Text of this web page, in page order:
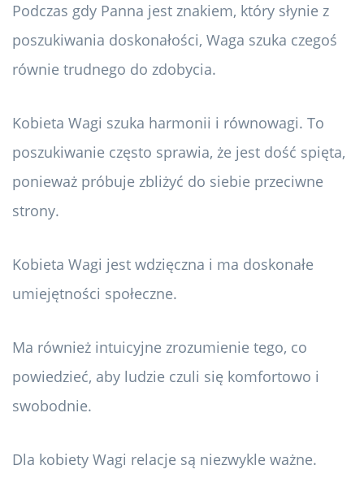
Podczas gdy Panna jest znakiem, który słynie z
poszukiwania doskonałości, Waga szuka czegoś
równie trudnego do zdobycia.
Kobieta Wagi szuka harmonii i równowagi. To
poszukiwanie często sprawia, że ​​jest dość spięta,
ponieważ próbuje zbliżyć do siebie przeciwne
strony.
Kobieta Wagi jest wdzięczna i ma doskonałe
umiejętności społeczne.
Ma również intuicyjne zrozumienie tego, co
powiedzieć, aby ludzie czuli się komfortowo i
swobodnie.
Dla kobiety Wagi relacje są niezwykle ważne.